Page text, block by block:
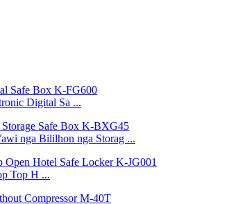
Digital Sa ...
nga Bililhon nga Storag ...
Top H ...